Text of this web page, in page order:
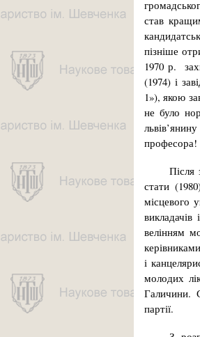
став
пізніше
1970 р.
(1974) і
1»), якою
не було
професора!
Після
стати
місцевого
велінням
і
молодих
Галичини.
партії.